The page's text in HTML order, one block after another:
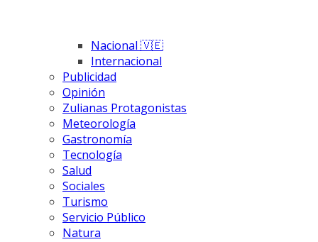
Nacional 🇻🇪
Internacional
Publicidad
Opinión
Zulianas Protagonistas
Meteorología
Gastronomía
Tecnología
Salud
Sociales
Turismo
Servicio Público
Natura